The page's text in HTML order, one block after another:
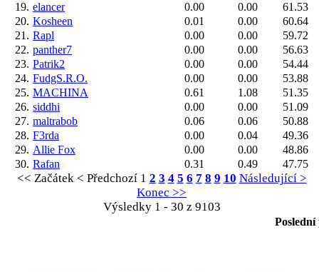
19. elancer 0.00 0.00
61.53
20. Kosheen 0.01 0.00
60.64
21. Rapl 0.00 0.00
59.72
22. panther7 0.00 0.00
56.63
23. Patrik2 0.00 0.00
54.44
24. FudgS.R.O. 0.00 0.00
53.88
25. MACHINA 0.61 1.08
51.35
26. siddhi 0.00 0.00
51.09
27. maltrabob 0.06 0.06
50.88
28. F3rda 0.00 0.04
49.36
29. Allie Fox 0.00 0.00
48.86
30. Rafan 0.31 0.49 47.75
<< Začátek < Předchozí 1 2 3 4 5 6 7 8 9 10 Následující >
Konec >>
Výsledky 1 - 30 z 9103